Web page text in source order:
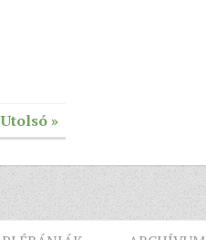
Utolsó »